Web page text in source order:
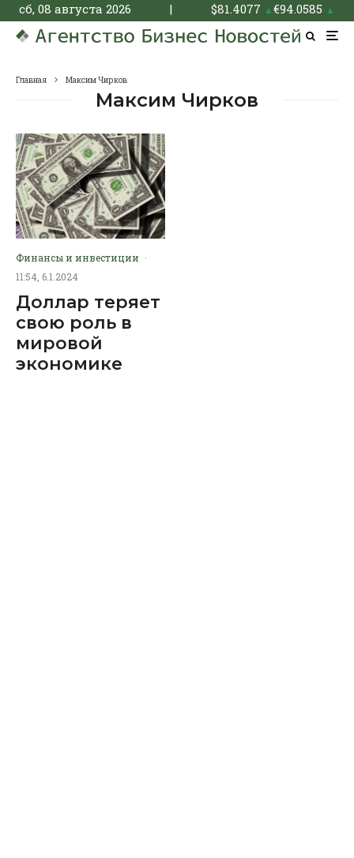
сб, 08 августа 2026 | $81.4077 ▲€94.0585 ▲
Главная Максим Чирков
Максим Чирков
Финансы и инвестиции ·
11:54, 6.1.2024
Доллар теряет
свою роль в
мировой
экономике